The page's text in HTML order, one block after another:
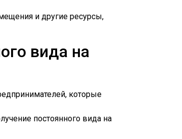
и другие ресурсы,
вида на
которые
постоянного вида на